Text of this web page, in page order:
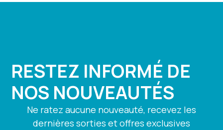
RESTEZ INFORMÉ DE
NOS NOUVEAUTÉS
Ne ratez aucune nouveauté, recevez les
dernières sorties et offres exclusives